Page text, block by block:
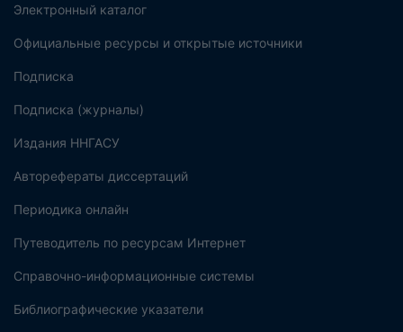
Электронный каталог
Официальные ресурсы и открытые источники
Подписка
Подписка (журналы)
Издания ННГАСУ
Авторефераты диссертаций
Периодика онлайн
Путеводитель по ресурсам Интернет
Справочно-информационные системы
Библиографические указатели